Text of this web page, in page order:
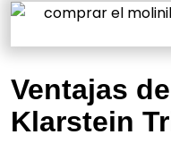
Ventajas
Klarstein